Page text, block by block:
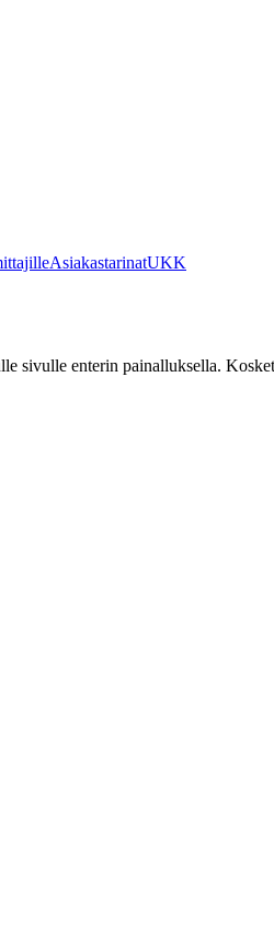
AsiakastarinatUKK
sivulle enterin painalluksella.